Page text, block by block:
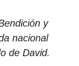
y
nacional
de David.